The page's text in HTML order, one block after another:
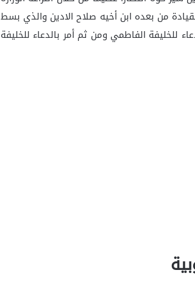
من بعده ابن أخيه صلاح الادين والذي بسط
للخليفة الفاطمي ومن ثم أمر بالدعاء للخليفة